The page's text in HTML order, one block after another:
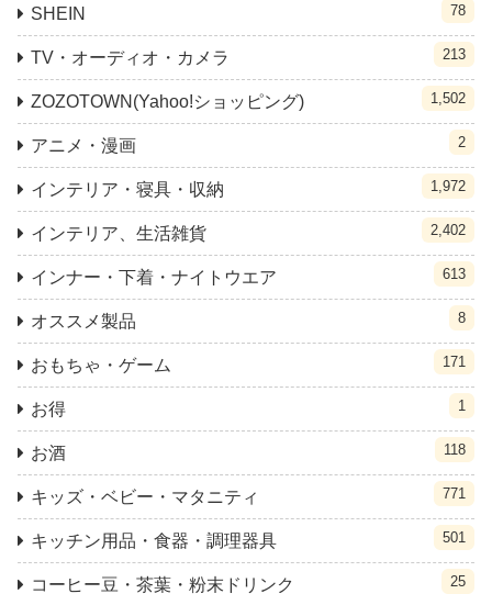
SHEIN 78
TV・オーディオ・カメラ 213
ZOZOTOWN(Yahoo!ショッピング) 1,502
アニメ・漫画 2
インテリア・寝具・収納 1,972
インテリア、生活雑貨 2,402
インナー・下着・ナイトウエア 613
オススメ製品 8
おもちゃ・ゲーム 171
お得 1
お酒 118
キッズ・ベビー・マタニティ 771
キッチン用品・食器・調理器具 501
コーヒー豆・茶葉・粉末ドリンク 25